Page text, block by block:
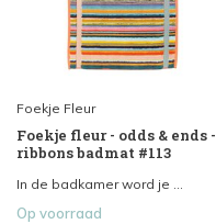
Foekje Fleur
Foekje fleur - odds & ends -
ribbons badmat #113
In de badkamer word je ...
Op voorraad